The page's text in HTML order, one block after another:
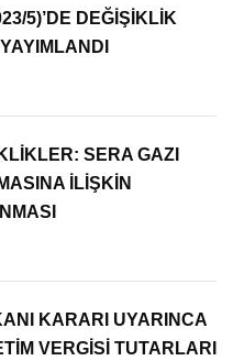
5)’DE DEĞİŞİKLİK
SERA GAZI
İLİŞKİN
KARARI UYARINCA
VERGİSİ TUTARLARI